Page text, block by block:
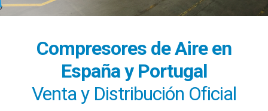
Compresores de Aire en
España y Portugal
Venta y Distribución Oficial